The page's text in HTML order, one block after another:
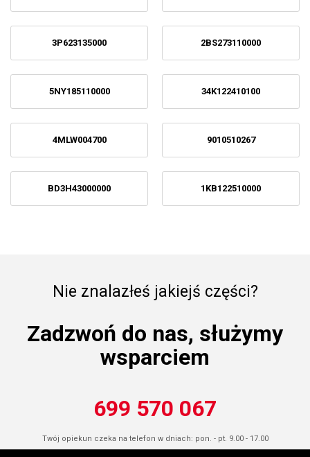
3P623135000 2BS273110000
5NY185110000 34K122410100
4MLW004700 9010510267
BD3H43000000 1KB122510000
Nie znalazłeś jakiejś części?
Zadzwoń do nas, służymy
wsparciem
699 570 067
Twój opiekun czeka na telefon w dniach: pon. - pt. 9.00 - 17.00